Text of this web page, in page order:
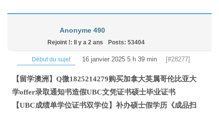
Anonyme 490
Rejoint !: Il y a 2 ans Posts: 53404
Début du sujet 16 janvier 2025 5 h 39 min [#28277]
【留学澳洲】Q微1825214279购买加拿大英属哥伦比亚大
学offer录取通知书造假UBC文凭证书硕士毕业证书
【UBC成绩单学位证书双学位】补办硕士假学历《成品扫